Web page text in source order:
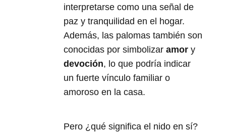
interpretarse como una señal de
paz y tranquilidad en el hogar.
Además, las palomas también son
conocidas por simbolizar amor y
devoción, lo que podría indicar
un fuerte vínculo familiar o
amoroso en la casa.
Pero ¿qué significa el nido en sí?